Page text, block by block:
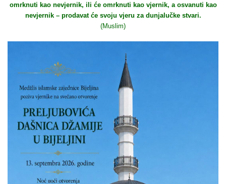
omrknuti kao nevjernik, ili će omrknuti kao vjernik, a osvanuti kao
nevjernik – prodavat će svoju vjeru za dunjalučke stvari.
(Muslim)